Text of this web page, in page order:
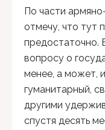
По части
отмечу, что тут
предостаточно.
вопросу о
менее, а может,
гуманитарный,
другими
спустя десять